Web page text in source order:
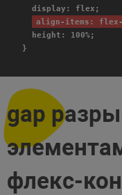
display: flex;
align-items:
height: 100%;
}
gap
флекс-